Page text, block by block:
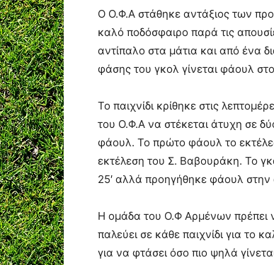
Ο Ο.Φ.Α στάθηκε αντάξιος των
καλό ποδόσφαιρο παρά τις
αντίπαλο στα μάτια και από ένα
φάσης του γκολ γίνεται φάουλ
Το παιχνίδι κρίθηκε στις
του Ο.Φ.Α να στέκεται άτυχη σε
φάουλ. Το πρώτο φάουλ το
εκτέλεση του Σ. Βαβουράκη. Το
25′ αλλά προηγήθηκε φάουλ στην
Η ομάδα του Ο.Φ Αρμένων πρέπει
παλεύει σε κάθε παιχνίδι για το
για να φτάσει όσο πιο ψηλά